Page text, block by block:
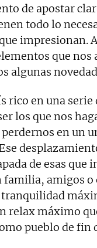
de apostar
todo lo
impresionan.
que
algunas
rico en una
los que nos
en un
de esas que
amigos
relax máximo
pueblo de fin